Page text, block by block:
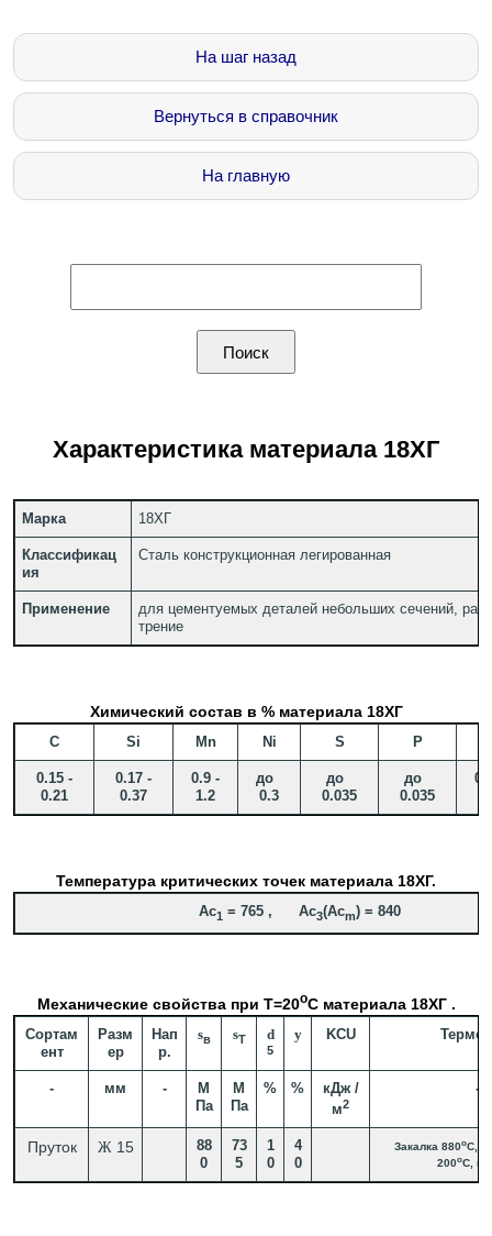
На шаг назад
Вернуться в справочник
На главную
Характеристика материала 18ХГ
Марка 18ХГ
Классификац
ия
Сталь конструкционная легированная
Применение
для цементуемых деталей небольших сечений,
трение
Химический состав в % материала 18ХГ
C Si Mn Ni S P
0.15 -
0.21
0.17 -
0.37
0.9 -
1.2
до
0.3
до
0.035
до
0.035
Температура критических точек материала 18ХГ.
Ac1 = 765 , Ac3(Acm) = 840
Механические свойства при Т=20oС материала 18ХГ .
Сортам
ент
Разм
ер
Нап
р.
sв sT d
5
y KCU
- мм -
М
Па
М
Па
% %
кДж /
м2
-
Пруток Ж 15
88
0
73
5
1
0
4
0
Закалка 880oC,
200oC,